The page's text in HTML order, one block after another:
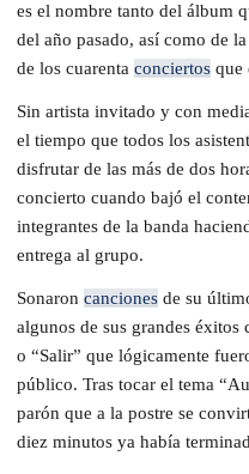
es el nombre tanto del álbum
del año pasado, así como de
de los cuarenta conciertos que
Sin artista invitado y con
el tiempo que todos los
disfrutar de las más de dos
concierto cuando bajó el
integrantes de la banda
entrega al grupo.
Sonaron canciones de su
algunos de sus grandes
o “Salir” que lógicamente
público. Tras tocar el tema
parón que a la postre se
diez minutos ya había